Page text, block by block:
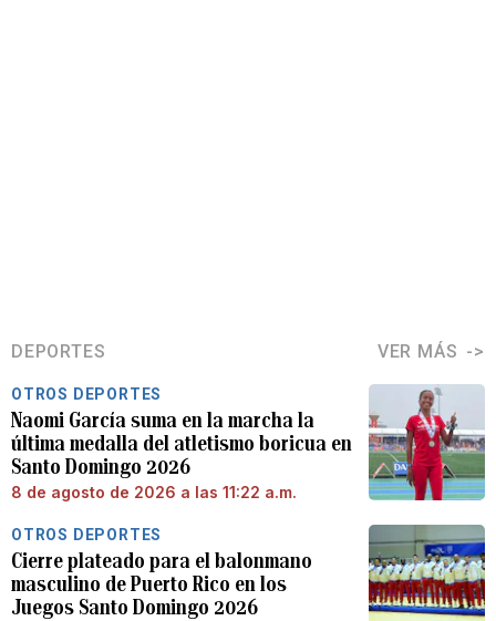
DEPORTES VER MÁS
OTROS DEPORTES
Naomi García suma en la marcha la
última medalla del atletismo boricua en
Santo Domingo 2026
8 de agosto de 2026 a las 11:22 a.m.
OTROS DEPORTES
Cierre plateado para el balonmano
masculino de Puerto Rico en los
Juegos Santo Domingo 2026